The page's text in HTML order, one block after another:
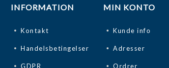
INFORMATION
Kontakt
Handelsbetingelser
GDPR
MIN KONTO
Kunde info
Adresser
Ordrer